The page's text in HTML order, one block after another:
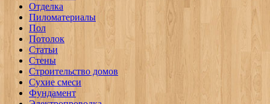
Отделка
Пиломатериалы
Пол
Потолок
Статьи
Стены
Строительство домов
Сухие смеси
Фундамент